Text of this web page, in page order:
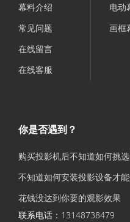
幕料介绍
常见问题
在线留言
在线客服
电动
画框
你是否遇到？
购买投影机后不知道如何挑
不知道如何安装投影设备才
花钱没达到你要的观影效果
联系电话：13148738479